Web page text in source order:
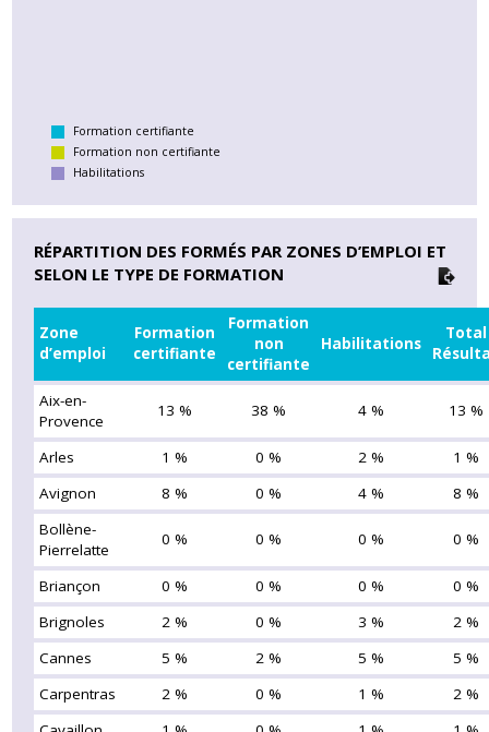
Formation certifiante
Formation non certifiante
Habilitations
RÉPARTITION DES FORMÉS PAR ZONES D’EMPLOI ET
SELON LE TYPE DE FORMATION
Zone
d’emploi
Formation
certifiante
Formation
non
certifiante
Habilitations
Total
Aix-en-
Provence
13 % 38 % 4 % 13 %
Arles 1 % 0 % 2 %
1 %
Avignon
8 % 0 % 4 %
8 %
Bollène-
Pierrelatte
0 % 0 % 0 % 0 %
Briançon 0 % 0 % 0 %
0 %
Brignoles
2 % 0 % 3 %
2 %
Cannes
5 % 2 % 5 %
5 %
Carpentras
2 % 0 % 1 %
2 %